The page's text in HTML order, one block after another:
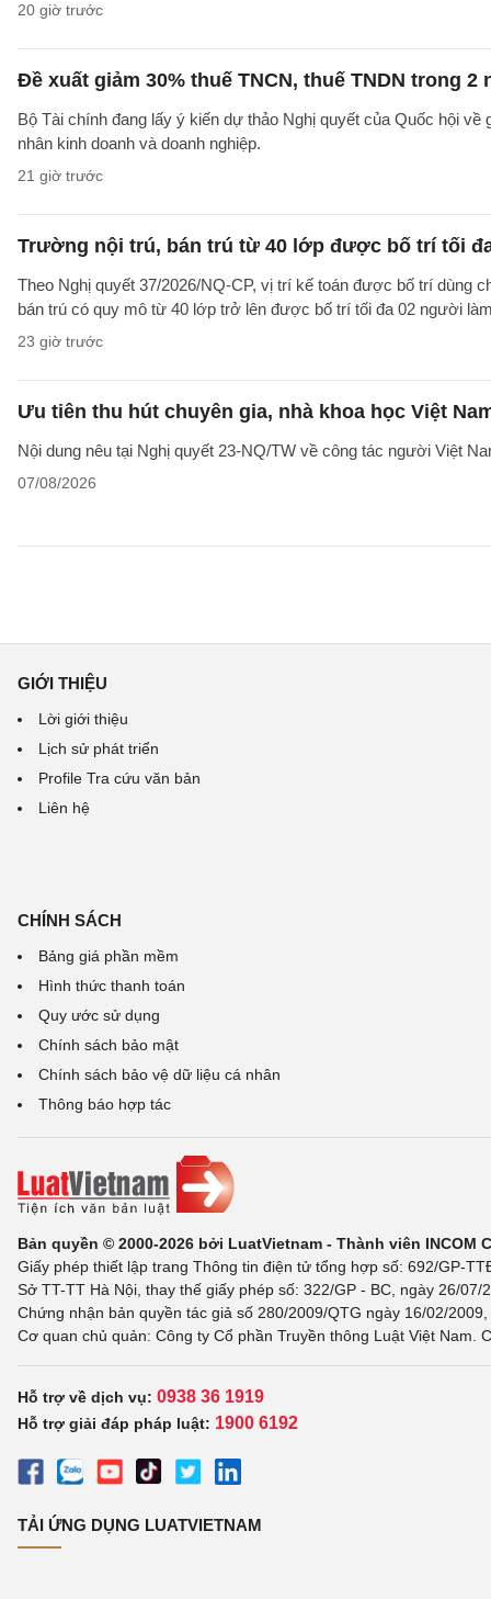
20 giờ trước
Đề xuất giảm 30% thuế TNCN, thuế TNDN trong 2
Bộ Tài chính đang lấy ý kiến dự thảo Nghị quyết của Quốc hội
nhân kinh doanh và doanh nghiệp.
21 giờ trước
Trường nội trú, bán trú từ 40 lớp được bố trí tối
Theo Nghị quyết 37/2026/NQ-CP, vị trí kế toán được bố trí dùng
bán trú có quy mô từ 40 lớp trở lên được bố trí tối đa 02 người
23 giờ trước
Ưu tiên thu hút chuyên gia, nhà khoa học Việt
Nội dung nêu tại Nghị quyết 23-NQ/TW về công tác người Việt
07/08/2026
GIỚI THIỆU
Lời giới thiệu
Lịch sử phát triển
Profile Tra cứu văn bản
Liên hệ
CHÍNH SÁCH
Bảng giá phần mềm
Hình thức thanh toán
Quy ước sử dụng
Chính sách bảo mật
Chính sách bảo vệ dữ liệu cá nhân
Thông báo hợp tác
Bản quyền © 2000-2026 bởi LuatVietnam - Thành viên INCOM
Giấy phép thiết lập trang Thông tin điện tử tổng hợp số: 692/GP-
Sở TT-TT Hà Nội, thay thế giấy phép số: 322/GP - BC, ngày 26/
Chứng nhận bản quyền tác giả số 280/2009/QTG ngày 16/02/
Cơ quan chủ quản: Công ty Cổ phần Truyền thông Luật Việt Nam.
Hỗ trợ về dịch vụ: 0938 36 1919
Hỗ trợ giải đáp pháp luật: 1900 6192
TẢI ỨNG DỤNG LUATVIETNAM